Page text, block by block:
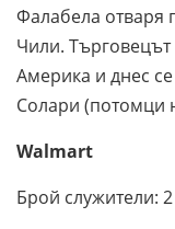
Фалабела отваря
Чили.
Америка и днес
Солари (потомци
Walmart
Брой служители: